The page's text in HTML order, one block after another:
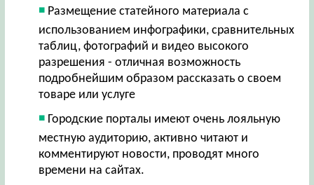
Размещение статейного материала с
использованием инфографики, сравнительных
таблиц, фотографий и видео высокого
разрешения - отличная возможность
подробнейшим образом рассказать о своем
товаре или услуге
Городские порталы имеют очень лояльную
местную аудиторию, активно читают и
комментируют новости, проводят много
времени на сайтах.